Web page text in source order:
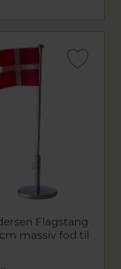
Flagstang
massiv fod til